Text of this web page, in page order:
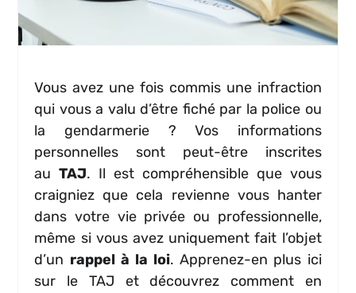
Vous avez une fois commis une infraction
qui vous a valu d’être fiché par la police ou
la gendarmerie ? Vos informations
personnelles sont peut-être inscrites
auTAJ. Il est compréhensible que vous
craigniez que cela revienne vous hanter
dans votre vie privée ou professionnelle,
même si vous avez uniquement fait l’objet
d’un rappel à la loi. Apprenez-en plus ici
sur le TAJ et découvrez comment en